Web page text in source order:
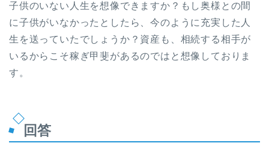
子供のいない人生を想像できますか？もし奥様との間
に子供がいなかったとしたら、今のように充実した人
生を送っていたでしょうか？資産も、相続する相手が
いるからこそ稼ぎ甲斐があるのではと想像しておりま
す。
回答